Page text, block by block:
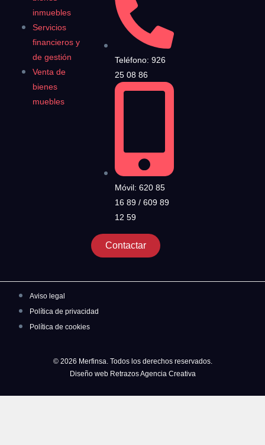
inmuebles
Servicios
financieros y
de gestión
Venta de
bienes
muebles
Teléfono: 926
25 08 86
Móvil: 620 85
16 89 / 609 89
12 59
Contactar
Aviso legal
Política de privacidad
Política de cookies
© 2026 Merfinsa. Todos los derechos reservados.
Diseño web Retrazos Agencia Creativa